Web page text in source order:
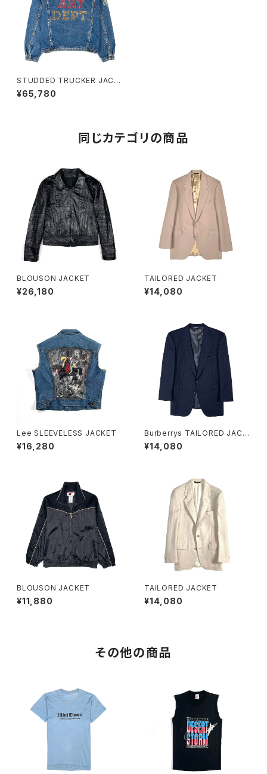
STUDDED TRUCKER JACK
ET
¥65,780
同じカテゴリの商品
BLOUSON JACKET
¥26,180
TAILORED JACKET
¥14,080
Lee SLEEVELESS JACKET
¥16,280
Burberrys TAILORED JACK
ET
¥14,080
BLOUSON JACKET
¥11,880
TAILORED JACKET
¥14,080
その他の商品